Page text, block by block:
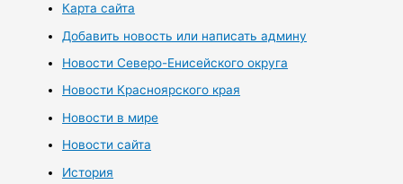
Карта сайта
Добавить новость или написать админу
Новости Северо-Енисейского округа
Новости Красноярского края
Новости в мире
Новости сайта
История